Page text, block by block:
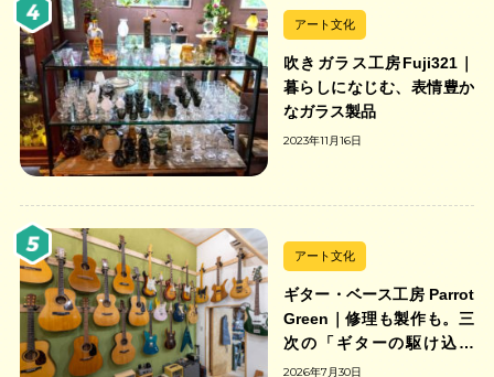
アート文化
吹きガラス工房Fuji321｜
暮らしになじむ、表情豊か
なガラス製品
2023年11月16日
アート文化
ギター・ベース工房 Parrot
Green｜修理も製作も。三
次の「ギターの駆け込み
寺」
2026年7月30日